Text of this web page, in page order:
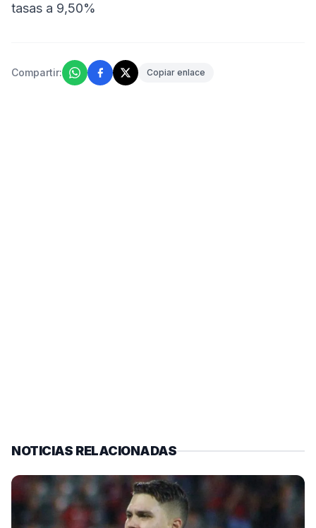
tasas a 9,50%
Compartir: Copiar enlace
NOTICIAS RELACIONADAS